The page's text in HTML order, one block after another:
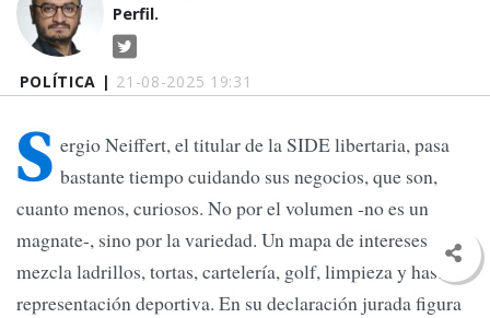
POLÍTICA | 21-08-2025 19:31
Perfil.
S ergio Neiffert, el titular de la SIDE libertaria, pasa
bastante tiempo cuidando sus negocios, que son,
cuanto menos, curiosos. No por el volumen -no es un
magnate-, sino por la variedad. Un mapa de intereses que
mezcla ladrillos, tortas, cartelería, golf, limpieza y hasta
representación deportiva. En su declaración jurada figura